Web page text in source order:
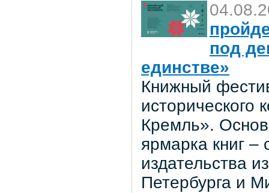
под
единстве»
Книжный
исторического
Кремль».
ярмарка книг –
издательства
Петербурга и